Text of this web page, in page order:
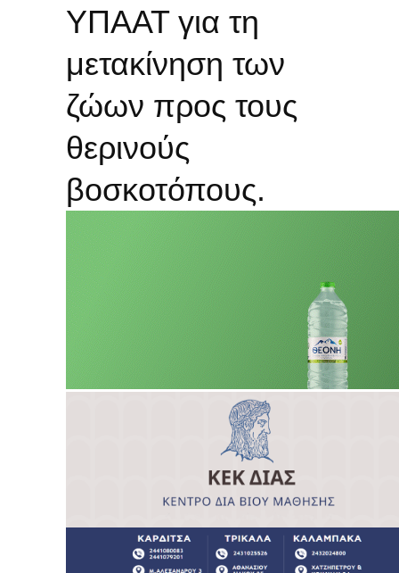
ΥΠΑΑΤ για τη
μετακίνηση των
ζώων προς τους
θερινούς
βοσκοτόπους.